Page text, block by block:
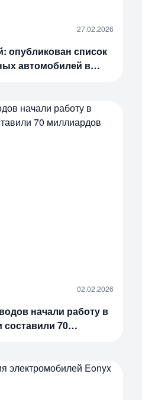
27.02.2026
опубликован список
автомобилей в
02.02.2026
начали работу в
составили 70